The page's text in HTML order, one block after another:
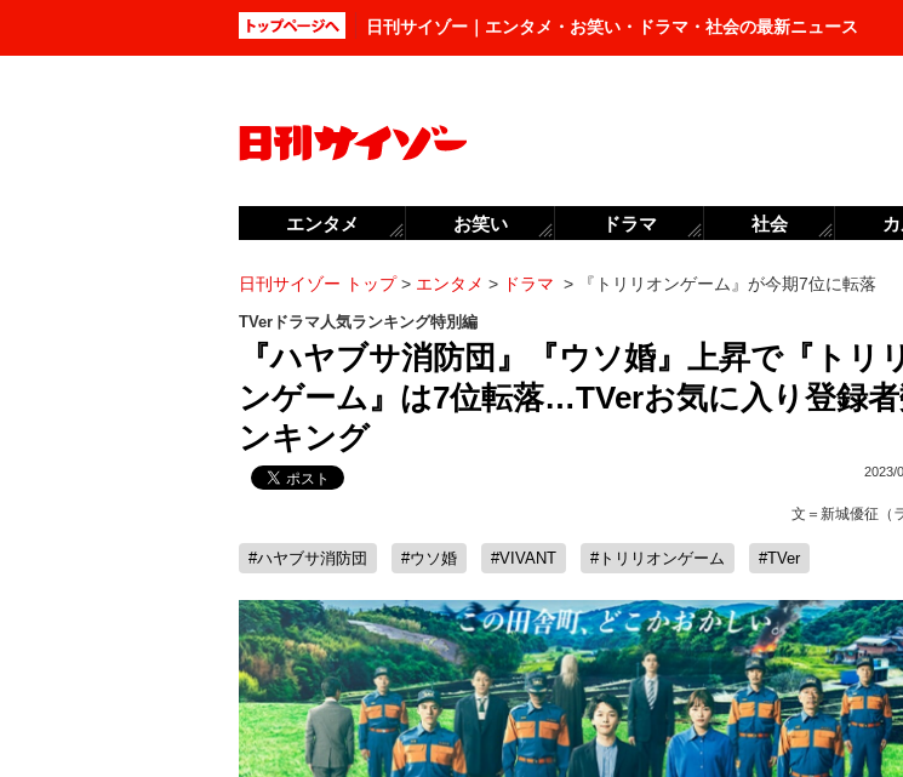
日刊サイゾー｜エンタメ・お笑い・ドラマ・社会の最新ニュース
日刊サイゾー トップ> エンタメ > ドラマ > 『トリリオンゲーム』が今期7位に転落
TVerドラマ人気ランキング特別編
『ハヤブサ消防団』『ウソ婚』上昇で『トリ
ンゲーム』は7位転落…TVerお気に入り登録者
ンキング
2023/
文＝ 新城優征（
#ハヤブサ消防団 #ウソ婚 #VIVANT #トリリオンゲーム #TVer
エンタメ お笑い ドラマ 社会